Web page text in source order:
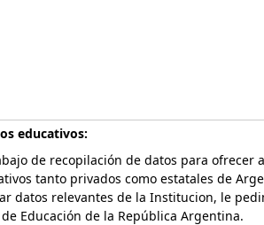
educativos:
de recopilación de datos para ofrecer
tanto privados como estatales de
datos relevantes de la Institucion, le
Educación de la República Argentina.